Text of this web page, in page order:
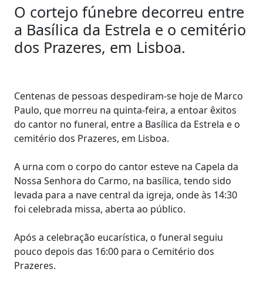
O cortejo fúnebre decorreu entre
a Basílica da Estrela e o cemitério
dos Prazeres, em Lisboa.
Centenas de pessoas despediram-se hoje de Marco
Paulo, que morreu na quinta-feira, a entoar êxitos
do cantor no funeral, entre a Basílica da Estrela e o
cemitério dos Prazeres, em Lisboa.
A urna com o corpo do cantor esteve na Capela da
Nossa Senhora do Carmo, na basílica, tendo sido
levada para a nave central da igreja, onde às 14:30
foi celebrada missa, aberta ao público.
Após a celebração eucarística, o funeral seguiu
pouco depois das 16:00 para o Cemitério dos
Prazeres.